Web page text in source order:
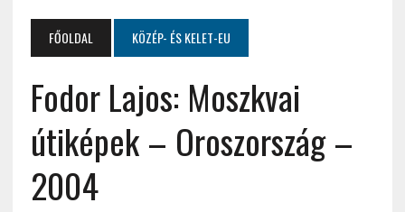
FŐOLDAL KÖZÉP- ÉS KELET-EU
Fodor Lajos: Moszkvai
útiképek – Oroszország –
2004